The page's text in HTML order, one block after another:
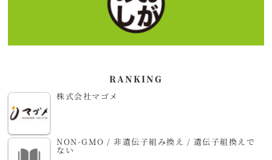
RANKING
株式会社マゴメ
NON-GMO / 非遺伝子組み換え / 遺伝子組換えで
ない